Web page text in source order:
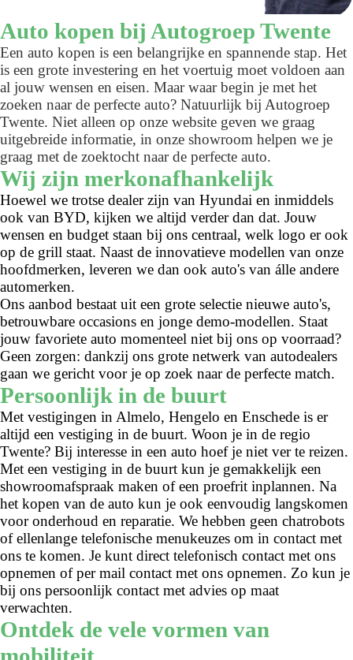
Auto kopen bij Autogroep Twente
Een auto kopen is een belangrijke en spannende stap. Het
is een grote investering en het voertuig moet voldoen aan
al jouw wensen en eisen. Maar waar begin je met het
zoeken naar de perfecte auto? Natuurlijk bij Autogroep
Twente. Niet alleen op onze website geven we graag
uitgebreide informatie, in onze showroom helpen we je
graag met de zoektocht naar de perfecte auto.
Wij zijn merkonafhankelijk
Hoewel we trotse dealer zijn van Hyundai en inmiddels
ook van BYD, kijken we altijd verder dan dat. Jouw
wensen en budget staan bij ons centraal, welk logo er ook
op de grill staat. Naast de innovatieve modellen van onze
hoofdmerken, leveren we dan ook auto's van álle andere
automerken.
Ons aanbod bestaat uit een grote selectie nieuwe auto's,
betrouwbare occasions en jonge demo-modellen. Staat
jouw favoriete auto momenteel niet bij ons op voorraad?
Geen zorgen: dankzij ons grote netwerk van autodealers
gaan we gericht voor je op zoek naar de perfecte match.
Persoonlijk in de buurt
Met vestigingen in Almelo, Hengelo en Enschede is er
altijd een vestiging in de buurt. Woon je in de regio
Twente? Bij interesse in een auto hoef je niet ver te reizen.
Met een vestiging in de buurt kun je gemakkelijk een
showroomafspraak maken of een proefrit inplannen. Na
het kopen van de auto kun je ook eenvoudig langskomen
voor onderhoud en reparatie. We hebben geen chatrobots
of ellenlange telefonische menukeuzes om in contact met
ons te komen. Je kunt direct telefonisch contact met ons
opnemen of per mail contact met ons opnemen. Zo kun je
bij ons persoonlijk contact met advies op maat
verwachten.
Ontdek de vele vormen van